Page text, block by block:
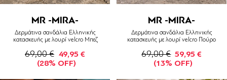
MR -MIRA-
Δερμάτινα σανδάλια Ελληνικής
κατασκευής με λουρί velcro Μπεζ
69,00 € 49,95 €
(28% OFF)
MR -MIRA-
Δερμάτινα σανδάλια Ελληνικής
κατασκευής με λουρί velcro Πούρο
69,00 € 59,95 €
(13% OFF)